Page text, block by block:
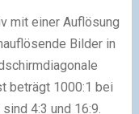
mit einer Auflösung
Bilder in
beträgt 1000:1 bei
4:3 und 16:9.